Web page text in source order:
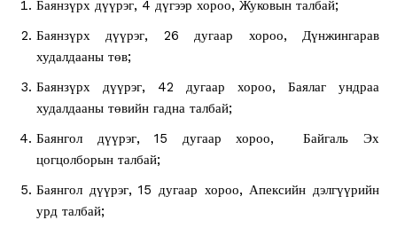
Баянзүрх дүүрэг, 4 дүгээр хороо, Жуковын талбай;
Баянзүрх дүүрэг, 26 дугаар хороо, Дүнжингарав
худалдааны төв;
Баянзүрх дүүрэг, 42 дугаар хороо, Баялаг ундраа
худалдааны төвийн гадна талбай;
Баянгол дүүрэг, 15 дугаар хороо, Байгаль Эх
цогцолборын талбай;
Баянгол дүүрэг, 15 дугаар хороо, Апексийн дэлгүүрийн
урд талбай;